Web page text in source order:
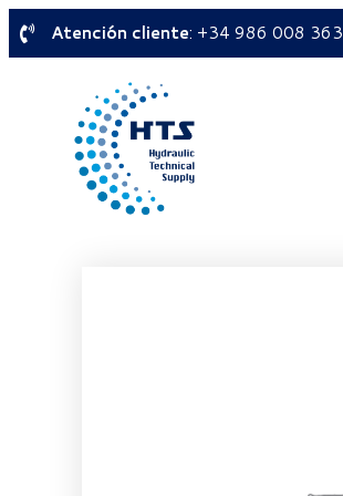
Atención cliente: +34 986 008 363